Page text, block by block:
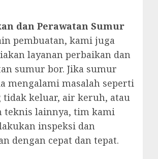
dan Perawatan Sumur
pembuatan, kami juga
layanan perbaikan dan
sumur bor. Jika sumur
mengalami masalah seperti
tidak keluar, air keruh, atau
teknis lainnya, tim kami
inspeksi dan
dengan cepat dan tepat.